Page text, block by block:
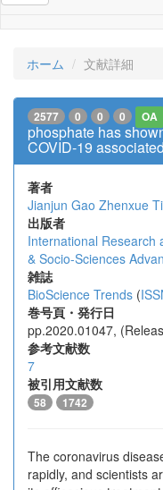
ホーム 文献詳細
2577 0 0 0 OA
phosphate has
COVID-19
著者
Jianjun Gao Zhenxue
出版者
International Research
& Socio-Sciences
雑誌
BioScience Trends (
巻号頁・発行日
pp.2020.01047,
参考文献数
7
被引用文献数
58 1742
The coronavirus
rapidly, and scientists